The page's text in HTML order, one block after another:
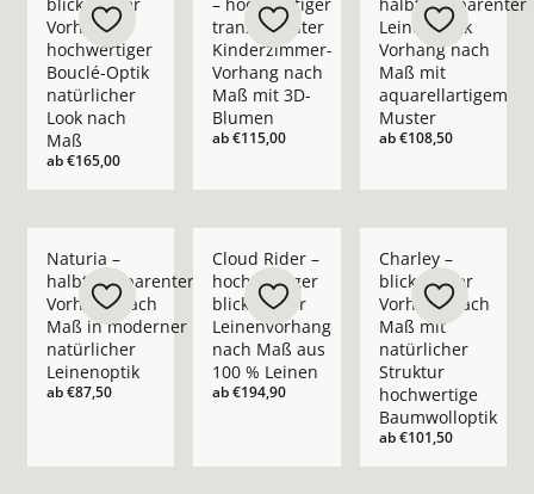
Vorhang in
hochwertiger
Bouclé-Optik
natürlicher
Look nach
Maß
ab€165,00
transparenter
Kinderzimmer-
Vorhang nach
Maß mit 3D-
Blumen
ab€115,00
Leinenoptik
Vorhang nach
Maß mit
aquarellartigem
Muster
ab€108,50
Naturia –
halbtransparenter
Vorhang nach
Maß in moderner
natürlicher
Leinenoptik
ab€87,50
Cloud Rider –
hochwertiger
blickdichter
Leinenvorhang
nach Maß aus
100 % Leinen
ab€194,90
Charley –
blickdichter
Vorhang nach
Maß mit
natürlicher
Struktur
hochwertige
Baumwolloptik
ab€101,50